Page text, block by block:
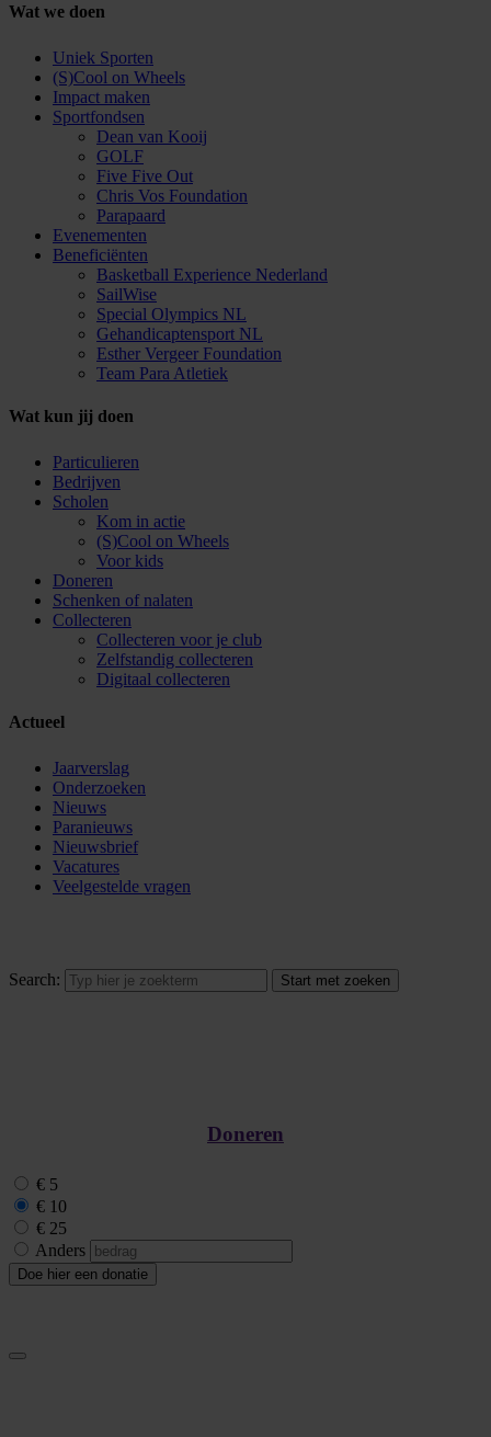
Wat we doen
Uniek Sporten
(S)Cool on Wheels
Impact maken
Sportfondsen
Dean van Kooij
GOLF
Five Five Out
Chris Vos Foundation
Parapaard
Evenementen
Beneficiënten
Basketball Experience Nederland
SailWise
Special Olympics NL
Gehandicaptensport NL
Esther Vergeer Foundation
Team Para Atletiek
Wat kun jij doen
Particulieren
Bedrijven
Scholen
Kom in actie
(S)Cool on Wheels
Voor kids
Doneren
Schenken of nalaten
Collecteren
Collecteren voor je club
Zelfstandig collecteren
Digitaal collecteren
Actueel
Jaarverslag
Onderzoeken
Nieuws
Paranieuws
Nieuwsbrief
Vacatures
Veelgestelde vragen
Search:
Doneren
€ 5
€ 10
€ 25
Anders
Doe hier een donatie